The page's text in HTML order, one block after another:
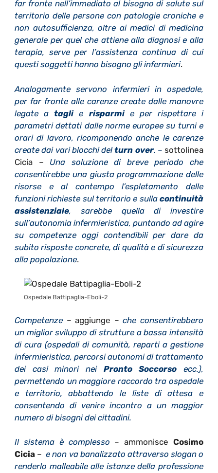
far fronte nell’immediato al bisogno di salute sul
territorio delle persone con patologie croniche e
non autosufficienza, oltre ai medici di medicina
generale per quel che attiene alla diagnosi e alla
terapia, serve per l’assistenza continua di cui
questi soggetti hanno bisogno gli infermieri.
Analogamente servono infermieri in ospedale,
per far fronte alle carenze create dalle manovre
legate ataglie risparmie per rispettare i
parametri dettati dalle norme europee su turni e
orari di lavoro, ricomponendo anche le carenze
create dai vari blocchi delturn over. – sottolinea
Cicia – Una soluzione di breve periodo che
consentirebbe una giusta programmazione delle
risorse e al contempo l’espletamento delle
funzioni richieste sul territorio e sulla continuità
assistenziale, sarebbe quella di investire
sull’autonomia infermieristica, puntando ad agire
su competenze oggi contendibili per dare da
subito risposte concrete, di qualità e di sicurezza
alla popolazione.
Ospedale Battipaglia-Eboli-2
Competenze – aggiunge –che consentirebbero
un miglior sviluppo di strutture a bassa intensità
di cura (ospedali di comunità, reparti a gestione
infermieristica, percorsi autonomi di trattamento
dei casi minori nei Pronto Soccorso ecc.),
permettendo un maggiore raccordo tra ospedale
e territorio, abbattendo le liste di attesa e
consentendo di venire incontro a un maggior
numero di bisogni dei cittadini.
Il sistema è complesso – ammonisce Cosimo
Cicia – e non va banalizzato attraverso slogan o
renderlo malleabile alle istanze della professione